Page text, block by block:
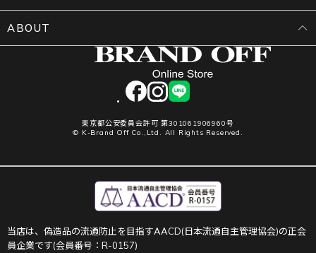
facebookinstagram
LINE
東京都公安委員会許可 第301061906960号
© K-Brand Off Co.,Ltd. All Rights Reserved.
ABOUT
当店は、偽造品の流通防止を目指すAACD(日本流通自主管理協会)の正会
員企業です(会員番号：R-0157)